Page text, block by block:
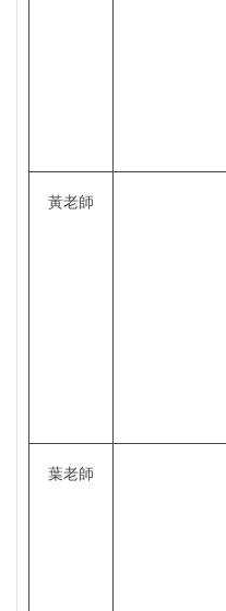
黃老師
葉老師